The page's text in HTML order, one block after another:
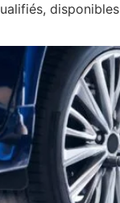
disponibles